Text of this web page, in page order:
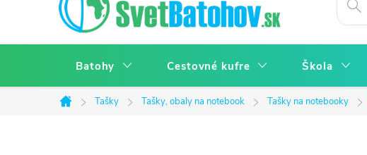
Batohy Cestovné kufre Škola
Domov
Tašky Tašky, obaly na notebook Tašky na notebooky